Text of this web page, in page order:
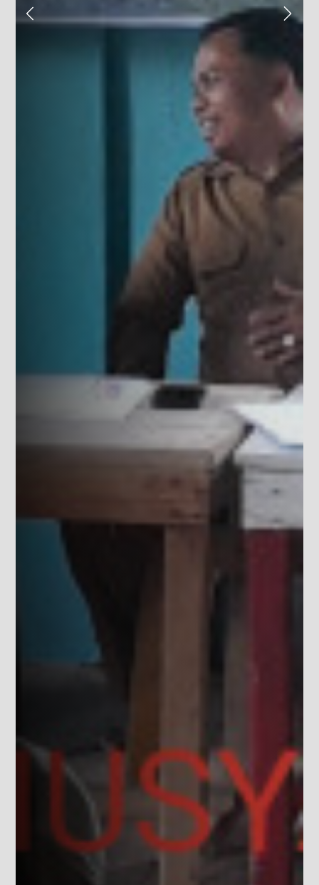
Bukit Berantai
Kecamatan
: Batang Asai
Sarolangun
Jambi
37485
RT 06 Kampung Baru
desabukitberantai@gmail.com
Titik Lokasi Kantor Desa